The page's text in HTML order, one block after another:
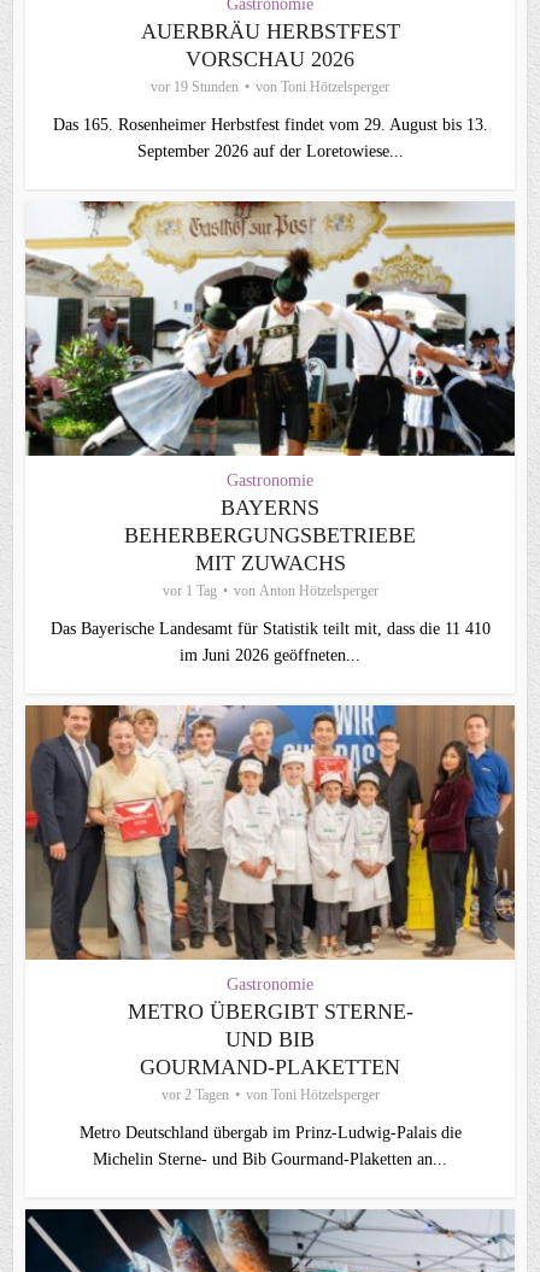
Gastronomie
AUERBRÄU HERBSTFEST
VORSCHAU 2026
vor 19 Stunden von Toni Hötzelsperger
Das 165. Rosenheimer Herbstfest findet vom 29. August bis 13.
September 2026 auf der Loretowiese...
Gastronomie
BAYERNS
BEHERBERGUNGSBETRIEBE
MIT ZUWACHS
vor 1 Tag von Anton Hötzelsperger
Das Bayerische Landesamt für Statistik teilt mit, dass die 11 410
im Juni 2026 geöffneten...
Gastronomie
METRO ÜBERGIBT STERNE-
UND BIB
GOURMAND‑PLAKETTEN
vor 2 Tagen von Toni Hötzelsperger
Metro Deutschland übergab im Prinz-Ludwig-Palais die
Michelin Sterne- und Bib Gourmand-Plaketten an...